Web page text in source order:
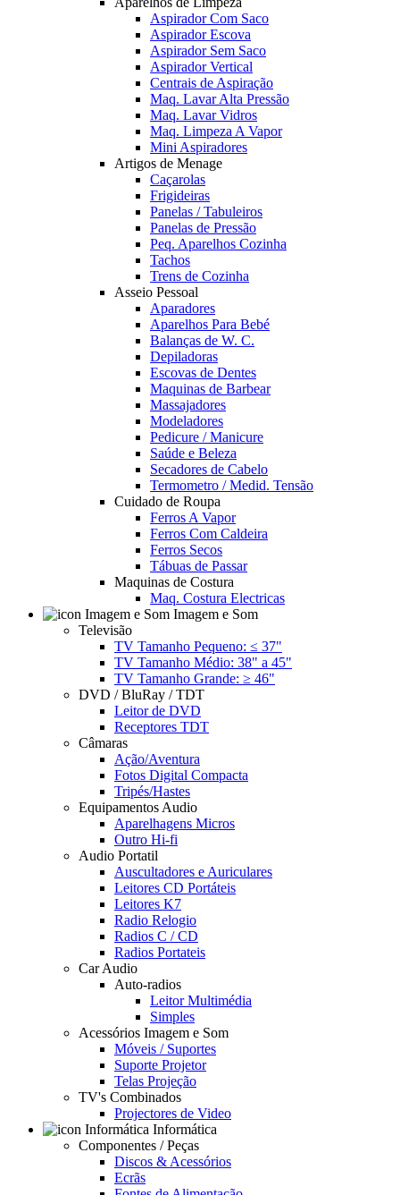
Aspirador Com Saco
Aspirador Escova
Aspirador Sem Saco
Aspirador Vertical
Centrais de Aspiração
Maq. Lavar Alta Pressão
Maq. Lavar Vidros
Maq. Limpeza A Vapor
Mini Aspiradores
Artigos de Menage
Caçarolas
Frigideiras
Panelas / Tabuleiros
Panelas de Pressão
Peq. Aparelhos Cozinha
Tachos
Trens de Cozinha
Asseio Pessoal
Aparadores
Aparelhos Para Bebé
Balanças de W. C.
Depiladoras
Escovas de Dentes
Maquinas de Barbear
Massajadores
Modeladores
Pedicure / Manicure
Saúde e Beleza
Secadores de Cabelo
Termometro / Medid. Tensão
Cuidado de Roupa
Ferros A Vapor
Ferros Com Caldeira
Ferros Secos
Tábuas de Passar
Maquinas de Costura
Maq. Costura Electricas
Imagem e Som
Televisão
TV Tamanho Pequeno: ≤ 37"
TV Tamanho Médio: 38" a 45"
TV Tamanho Grande: ≥ 46"
DVD / BluRay / TDT
Leitor de DVD
Receptores TDT
Câmaras
Ação/Aventura
Fotos Digital Compacta
Tripés/Hastes
Equipamentos Audio
Aparelhagens Micros
Outro Hi-fi
Audio Portatil
Auscultadores e Auriculares
Leitores CD Portáteis
Leitores K7
Radio Relogio
Radios C / CD
Radios Portateis
Car Audio
Auto-radios
Leitor Multimédia
Simples
Acessórios Imagem e Som
Móveis / Suportes
Suporte Projetor
Telas Projeção
TV's Combinados
Projectores de Video
Informática
Componentes / Peças
Discos & Acessórios
Ecrãs